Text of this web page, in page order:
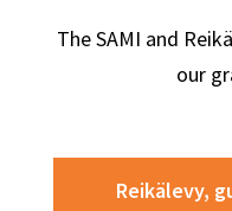
The SAMI and
our
Reikälevy,